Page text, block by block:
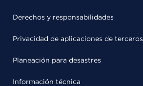
Derechos y responsabilidades
Privacidad de aplicaciones de terceros
Planeación para desastres
Información técnica